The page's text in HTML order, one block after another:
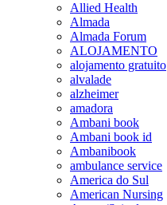
Allied Health
Almada
Almada Forum
ALOJAMENTO
alojamento gratuito
alvalade
alzheimer
amadora
Ambani book
Ambani book id
Ambanibook
ambulance service
America do Sul
American Nursing